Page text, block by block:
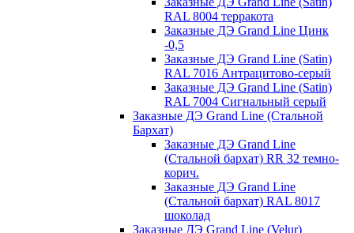
RAL 8004 терракота
Заказные ДЭ Grand Line Цинк
-0,5
Заказные ДЭ Grand Line (Satin)
RAL 7016 Антрацитово-серый
Заказные ДЭ Grand Line (Satin)
RAL 7004 Сигнальный серый
Заказные ДЭ Grand Line (Стальной
Бархат)
Заказные ДЭ Grand Line
(Стальной бархат) RR 32 темно-
корич.
Заказные ДЭ Grand Line
(Стальной бархат) RAL 8017
шоколад
Заказные ДЭ Grand Line (Velur)